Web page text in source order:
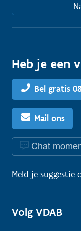
Heb je een
Bel gratis
Mail ons
Chat
Meld je suggestie
Volg VDAB